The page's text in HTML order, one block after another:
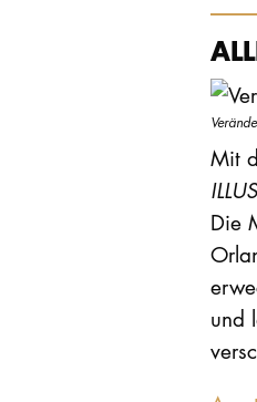
Mit
Die
und